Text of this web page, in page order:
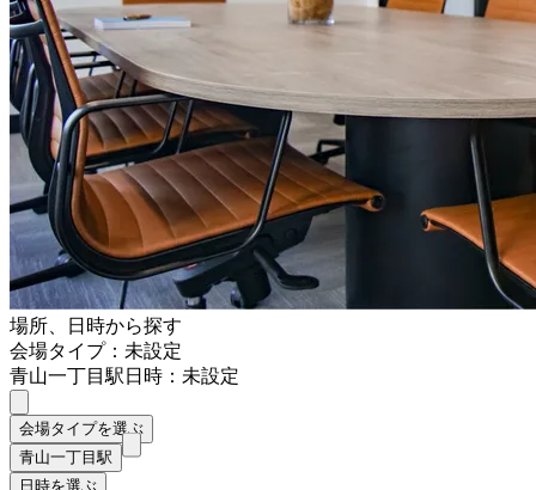
場所、日時から探す
会場タイプ：未設定
青山一丁目駅日時：未設定
会場タイプを選ぶ
青山一丁目駅
日時を選ぶ